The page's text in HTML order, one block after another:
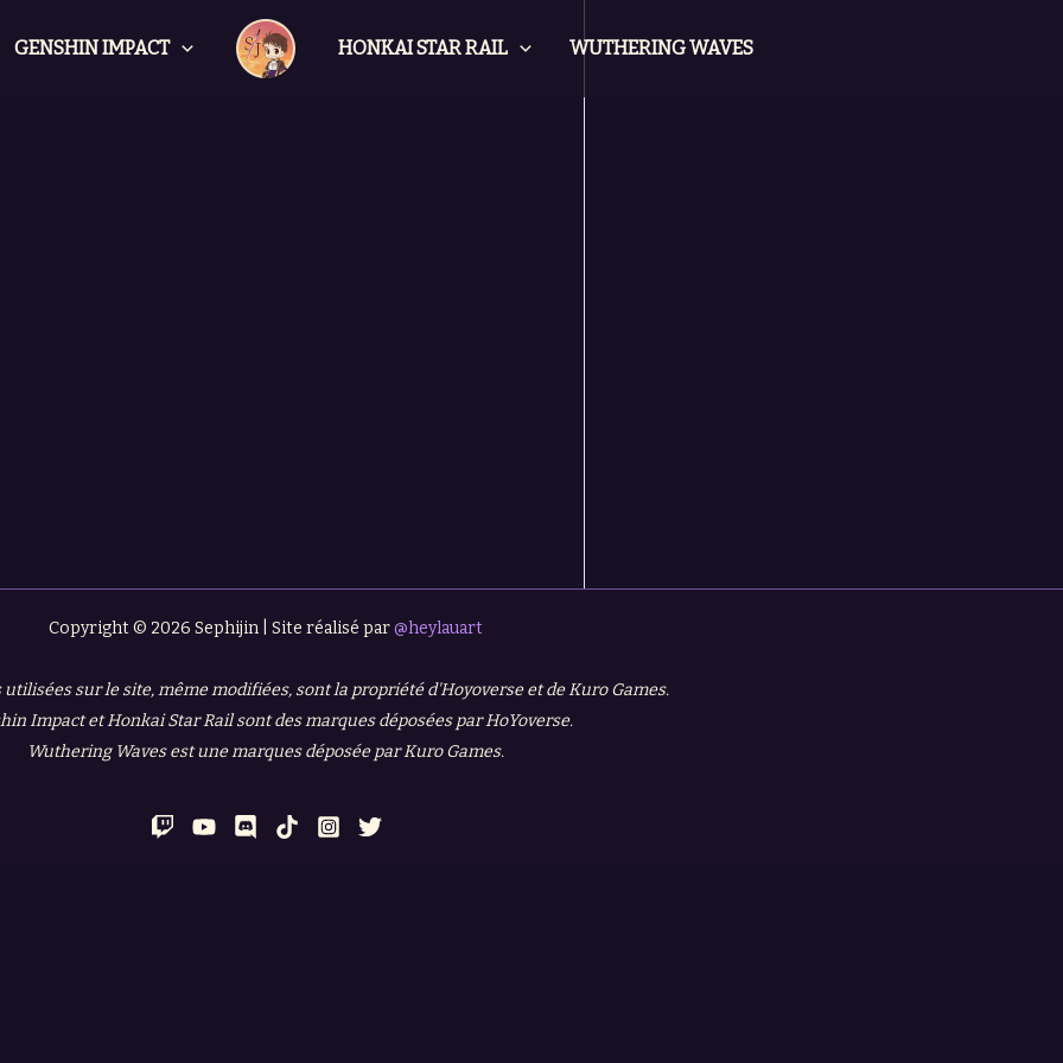
GENSHIN IMPACT HONKAI STAR RAIL WUTHERING WAVES
Copyright © 2026 Sephijin | Site réalisé par@heylauart
utilisées sur le site, même modifiées, sont la propriété d'Hoyoverse et de Kuro Games.
Impact et Honkai Star Rail sont des marques déposées par HoYoverse.
Wuthering Waves est une marques déposée par Kuro Games.